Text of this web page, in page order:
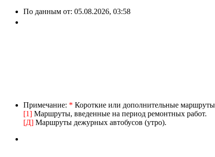
По данным от: 05.08.2026, 03:58
Примечание: * Короткие или дополнительные
[1] Маршруты, введенные на период ремонтных работ.
[Д] Маршруты дежурных автобусов (утро).